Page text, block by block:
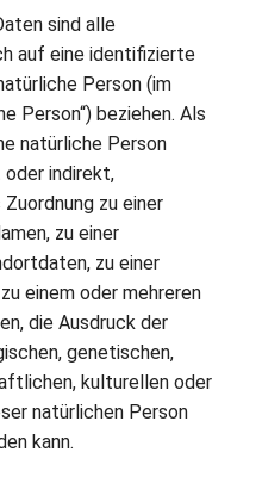
sind alle
auf eine identifizierte
Person (im
Person“) beziehen. Als
natürliche Person
oder indirekt,
zu einer
zu einer
zu einer
einem oder mehreren
die Ausdruck der
genetischen,
kulturellen oder
natürlichen Person
kann.